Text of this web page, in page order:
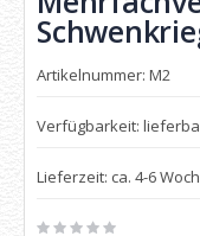
Artikelnummer: M2
Verfügbarkeit:
Lieferzeit: ca. 4-6